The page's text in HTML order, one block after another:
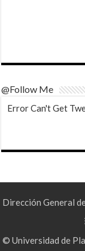
@Follow Me
Error Can't Get
Dirección General
© Universidad de